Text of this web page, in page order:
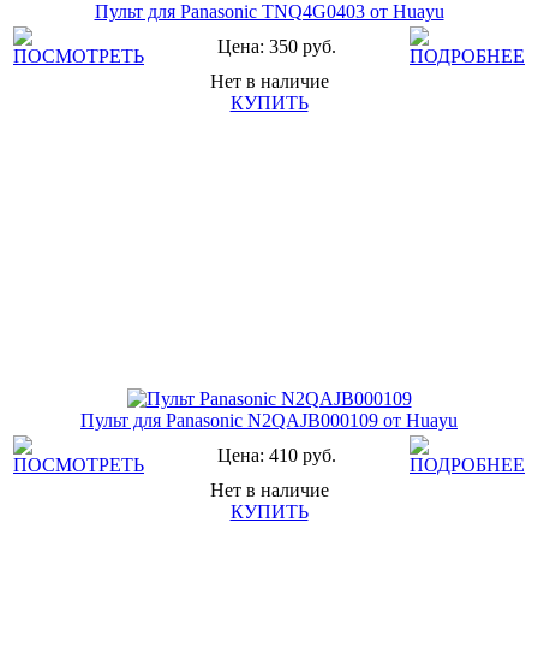
Пульт для Panasonic TNQ4G0403 от Huayu
Цена: 350 руб.
Нет в наличие
КУПИТЬ
Пульт для Panasonic N2QAJB000109 от Huayu
Цена: 410 руб.
Нет в наличие
КУПИТЬ